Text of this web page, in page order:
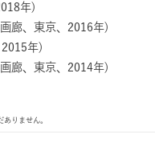
年)
廊、東京、2016年)
年)
廊、東京、2014年)
ありません。